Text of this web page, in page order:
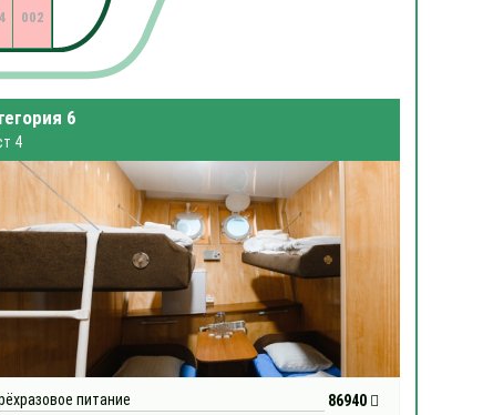
002
6
4
питание 86940